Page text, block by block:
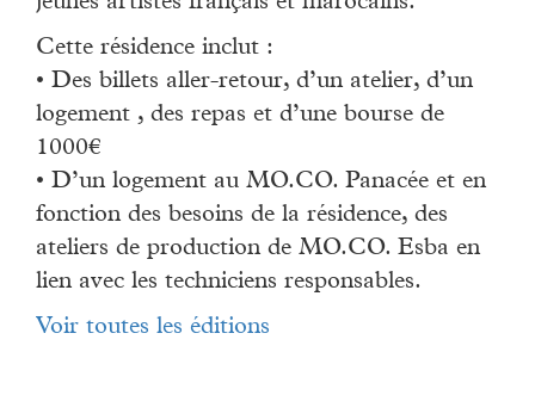
Cette résidence inclut :
• Des billets aller-retour, d’un atelier, d’un
logement , des repas et d’une bourse de
1000€
• D’un logement au MO.CO. Panacée et en
fonction des besoins de la résidence, des
ateliers de production de MO.CO. Esba en
lien avec les techniciens responsables.
Voir toutes les éditions